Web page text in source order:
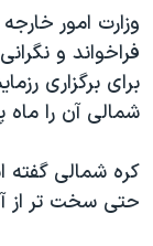
دادگاه حمید نوری
چهل سال
قانون شفافیت
اعتراضات مردمی
اسرائیل در جنگ
وزارت امور
فراخواند و
برای برگزاری
شمالی آن را ماه
کره شمالی گفته
حتی سخت تر از